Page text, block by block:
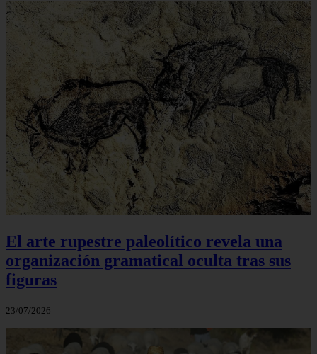
El arte rupestre paleolítico revela una
organización gramatical oculta tras sus
figuras
23/07/2026